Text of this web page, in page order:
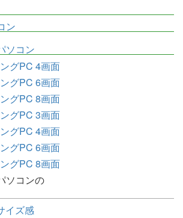
ン
ソコン
グPC 4画面
グPC 6画面
グPC 8画面
グPC 3画面
グPC 4画面
グPC 6画面
グPC 8画面
ソコンの
イズ感